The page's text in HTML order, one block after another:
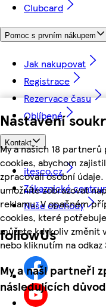
Nastavení
My a našich 18
cookies, abychom
zpracovali osobní
umožníte zobrazovat
reklamu. V opačném
cookies, které
můžete kdykoliv změnit
nebo kliknutím na
My a naši partneři
následujících
Clubcard
Pomoc s prvním nákupem
Jak nakupovat
Registrace
Rezervace času
Oblíbené
Kontakt
itesco.cz
Zákaznické
Naše obchody
followUs